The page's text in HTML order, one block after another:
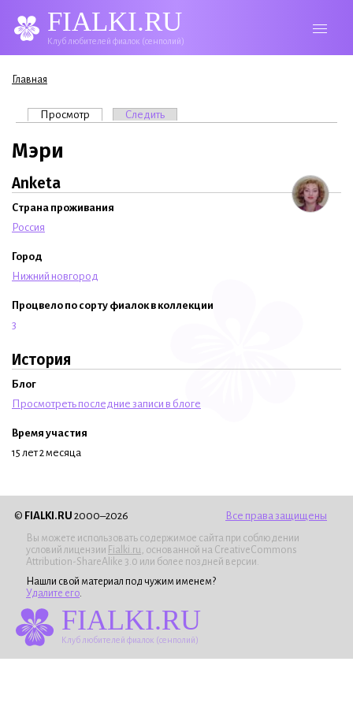
FIALKI.RU
Клуб любителей фиалок (сенполий)
Вы здесь
Главная
Главные вкладки
Просмотр (активная вкладка)
Следить
Мэри
Anketa
Страна проживания
Россия
Город
Нижний новгород
Процвело по сорту фиалок в коллекции
3
История
Блог
Просмотреть последние записи в блоге
Время участия
15 лет 2 месяца
© FIALKI.RU 2000–2026 Все права защищены
Вы можете использовать содержимое сайта при соблюдении
условий лицензии Fialki.ru , основанной на CreativeCommons
Attribution-ShareAlike 3.0 или более поздней версии.
Нашли свой материал под чужим именем?
Удалите его
FIALKI.RU
Клуб любителей фиалок (сенполий)